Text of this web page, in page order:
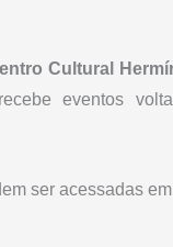
Cultural
eventos
ser acessadas